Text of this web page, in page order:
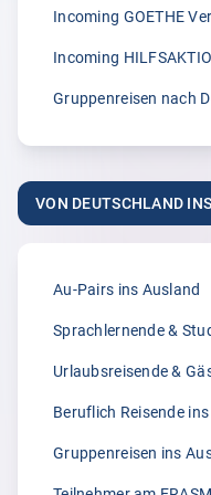
A.
der Klemmer
Grund dafür liegt in
sowie dem sehr guten
31.03.2026
Incoming GOETHE
Incoming
Gruppenreisen nach
VON DEUTSCHLAND
Au-Pairs ins Ausland
Sprachlernende &
Urlaubsreisende &
Beruflich Reisende
Gruppenreisen ins